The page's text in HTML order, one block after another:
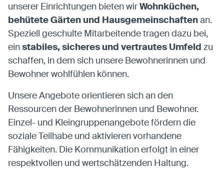
unserer Einrichtungen bieten wirWohnküchen,
behütete Gärten und Hausgemeinschaftenan.
Speziell geschulte Mitarbeitende tragen dazu bei,
einstabiles, sicheres und vertrautes Umfeld zu
schaffen, in dem sich unsere Bewohnerinnen und
Bewohner wohlfühlen können.
Unsere Angebote orientieren sich an den
Ressourcen der Bewohnerinnen und Bewohner.
Einzel- und Kleingruppenangebote fördern die
soziale Teilhabe und aktivieren vorhandene
Fähigkeiten. Die Kommunikation erfolgt in einer
respektvollen und wertschätzenden Haltung.